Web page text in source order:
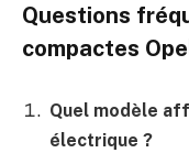
Questions
compactes
Quel modèle
électrique ?